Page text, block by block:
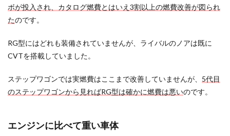
ボが投入され、カタログ燃費とはいえ3割以上の燃費改善が図られ
たのです。
RG型にはどれも装備されていませんが、ライバルのノアは既に
CVTを搭載していました。
ステップワゴンでは実燃費はここまで改善していませんが、 5代目
のステップワゴンから見ればRG型は確かに燃費は悪いのです。
エンジンに比べて重い車体